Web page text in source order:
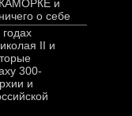
КАМОРКЕ и
ничего о себе
II и
300-
и